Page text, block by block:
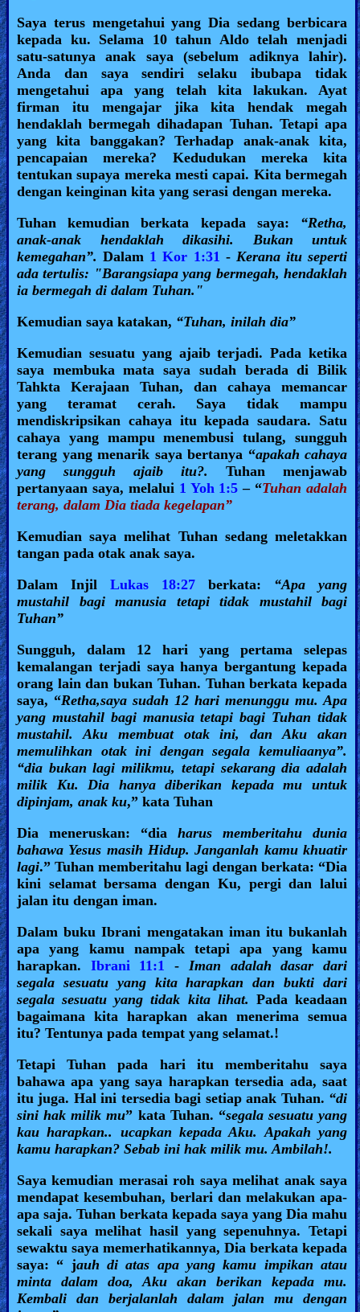
Saya terus mengetahui yang Dia sedang berbicara
kepada ku. Selama 10 tahun Aldo telah menjadi
satu-satunya anak saya (sebelum adiknya lahir).
Anda dan saya sendiri selaku ibubapa tidak
mengetahui apa yang telah kita lakukan. Ayat
firman itu mengajar jika kita hendak megah
hendaklah bermegah dihadapan Tuhan. Tetapi apa
yang kita banggakan? Terhadap anak-anak kita,
pencapaian mereka? Kedudukan mereka kita
tentukan supaya mereka mesti capai. Kita bermegah
dengan keinginan kita yang serasi dengan mereka.
Tuhan kemudian berkata kepada saya: “Retha,
anak-anak hendaklah dikasihi. Bukan untuk
kemegahan”.Dalam 1 Kor 1:31 -Kerana itu seperti
ada tertulis: "Barangsiapa yang bermegah, hendaklah
ia bermegah di dalam Tuhan."
Kemudian saya katakan, “Tuhan, inilah dia”
Kemudian sesuatu yang ajaib terjadi. Pada ketika
saya membuka mata saya sudah berada di Bilik
Tahkta Kerajaan Tuhan, dan cahaya memancar
yang teramat cerah. Saya tidak mampu
mendiskripsikan cahaya itu kepada saudara. Satu
cahaya yang mampu menembusi tulang, sungguh
terang yang menarik saya bertanya “apakah cahaya
yang sungguh ajaib itu?. Tuhan menjawab
pertanyaan saya, melalui 1 Yoh 1:5 – “Tuhan adalah
terang, dalam Dia tiada kegelapan”
Kemudian saya melihat Tuhan sedang meletakkan
tangan pada otak anak saya.
Dalam Injil Lukas 18:27 berkata: “Apa yang
mustahil bagi manusia tetapi tidak mustahil bagi
Tuhan”
Sungguh, dalam 12 hari yang pertama selepas
kemalangan terjadi saya hanya bergantung kepada
orang lain dan bukan Tuhan. Tuhan berkata kepada
saya, “Retha,saya sudah 12 hari menunggu mu. Apa
yang mustahil bagi manusia tetapi bagi Tuhan tidak
mustahil. Aku membuat otak ini, dan Aku akan
memulihkan otak ini dengan segala kemuliaanya”.
“dia bukan lagi milikmu, tetapi sekarang dia adalah
milik Ku. Dia hanya diberikan kepada mu untuk
dipinjam, anak ku,” kata Tuhan
Dia meneruskan: “dia harus memberitahu dunia
bahawa Yesus masih Hidup. Janganlah kamu khuatir
lagi.” Tuhan memberitahu lagi dengan berkata: “Dia
kini selamat bersama dengan Ku, pergi dan lalui
jalan itu dengan iman.
Dalam buku Ibrani mengatakan iman itu bukanlah
apa yang kamu nampak tetapi apa yang kamu
harapkan. Ibrani 11:1 - Iman adalah dasar dari
segala sesuatu yang kita harapkan dan bukti dari
segala sesuatu yang tidak kita lihat. Pada keadaan
bagaimana kita harapkan akan menerima semua
itu? Tentunya pada tempat yang selamat.!
Tetapi Tuhan pada hari itu memberitahu saya
bahawa apa yang saya harapkan tersedia ada, saat
itu juga. Hal ini tersedia bagi setiap anak Tuhan. “di
sini hak milik mu” kata Tuhan. “segala sesuatu yang
kau harapkan.. ucapkan kepada Aku. Apakah yang
kamu harapkan? Sebab ini hak milik mu. Ambilah!.
Saya kemudian merasai roh saya melihat anak saya
mendapat kesembuhan, berlari dan melakukan apa-
apa saja. Tuhan berkata kepada saya yang Dia mahu
sekali saya melihat hasil yang sepenuhnya. Tetapi
sewaktu saya memerhatikannya, Dia berkata kepada
saya: “ jauh di atas apa yang kamu impikan atau
minta dalam doa, Aku akan berikan kepada mu.
Kembali dan berjalanlah dalam jalan mu dengan